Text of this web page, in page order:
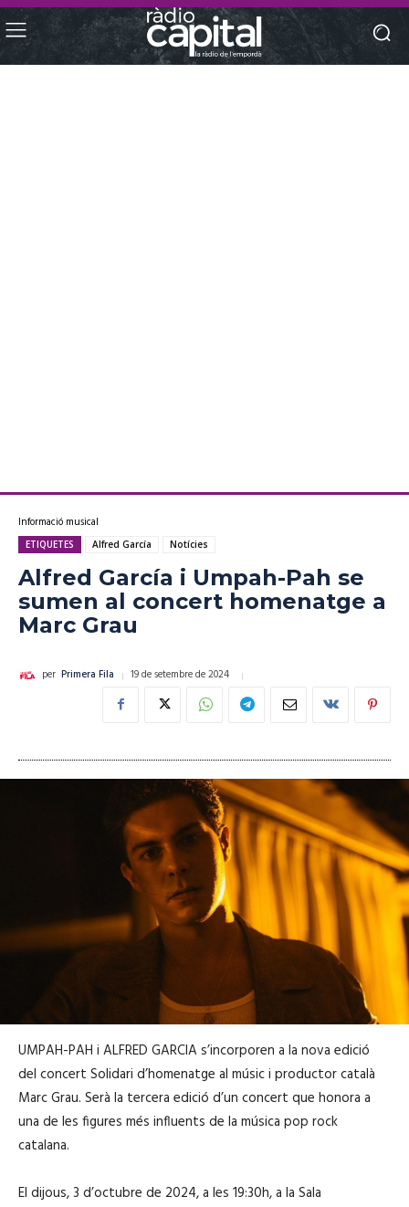
Informació musical
ETIQUETES Alfred García Notícies
Alfred García i Umpah-Pah se
sumen al concert homenatge a
Marc Grau
per Primera Fila 19 de setembre de 2024
UMPAH-PAH i ALFRED GARCIA s’incorporen a la nova edició
del concert Solidari d’homenatge al músic i productor català
Marc Grau. Serà la tercera edició d’un concert que honora a
una de les figures més influents de la música pop rock
catalana.
El dijous, 3 d’octubre de 2024, a les 19:30h, a la Sala